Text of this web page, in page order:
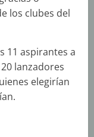
los clubes del
11 aspirantes a
lanzadores
elegirían